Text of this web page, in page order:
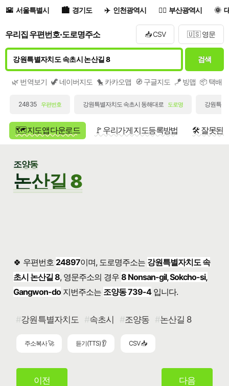
서울특별시 경기도 인천광역시 부산광역시
우리집 우편번호·도로명주소 📥 CSV 🇺🇸 영문
검색
🌿 번역보기 🦖 네이버지도 🐤 카카오맵 🧭 구글지도 🪁 빙맵 📦 택배/
24835 우편번호 강원특별자치도 속초시 동해대로 도로명 강원특
🗺️ 지도앱 다운로드 🚩 우리가게 지도등록방법 🛠️ 잘못된
조양동
논산길 8
🍀 우편번호 24897이며, 도로명주소는 강원특별자치도 속
초시 논산길 8, 영문주소의 경우8 Nonsan-gil, Sokcho-si,
Gangwon-do지번주소는 조양동 739-4입니다.
강원특별자치도 속초시 조양동 논산길 8
주소복사 🚀 듣기(TTS) 👂 CSV 📥
이전 다음